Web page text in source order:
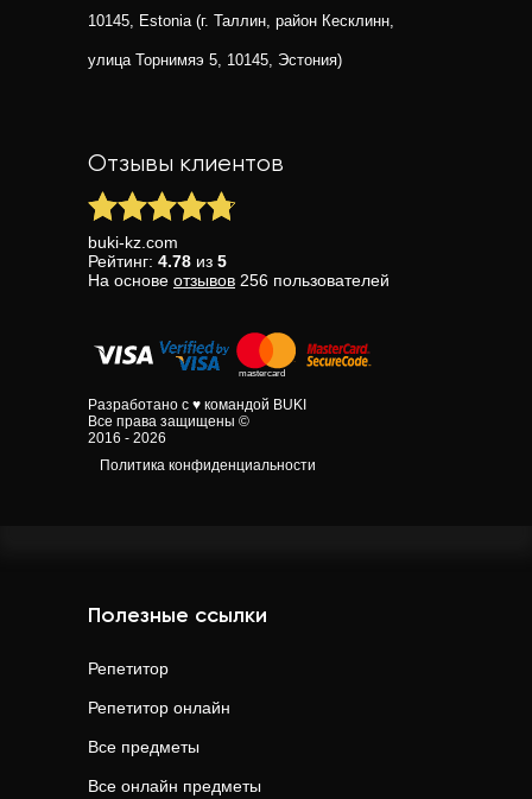
10145, Estonia (г. Таллин, район Кесклинн,
улица Торнимяэ 5, 10145, Эстония)
Отзывы клиентов
buki-kz.com
Рейтинг: 4.78 из 5
На основе отзывов 256 пользователей
Разработано с ♥ командой BUKI
Все права защищены ©
2016 - 2026
Политика конфиденциальности
Полезные ссылки
Репетитор
Репетитор онлайн
Все предметы
Все онлайн предметы